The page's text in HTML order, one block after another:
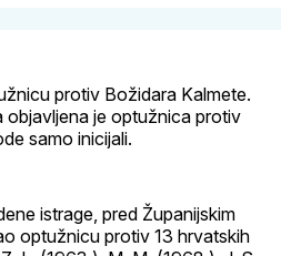
protiv Božidara Kalmete.
objavljena je optužnica protiv
samo inicijali.
istrage, pred Županijskim
optužnicu protiv 13 hrvatskih